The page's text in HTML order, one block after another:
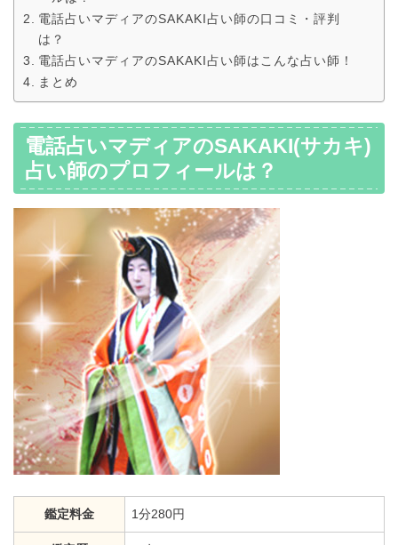
電話占いマディアのSAKAKI占い師の口コミ・評判
は？
電話占いマディアのSAKAKI占い師はこんな占い師！
まとめ
電話占いマディアのSAKAKI(サカキ)
占い師のプロフィールは？
鑑定料金 1分280円